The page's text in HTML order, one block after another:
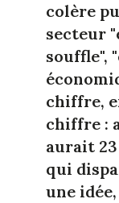
colère
secteur
souffle",
chiffre,
chiffre :
aurait
qui
une